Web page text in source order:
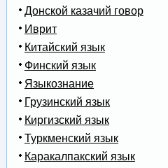
Донской казачий говор
Иврит
Китайский язык
Финский язык
Языкознание
Грузинский язык
Киргизский язык
Туркменский язык
Каракалпакский язык